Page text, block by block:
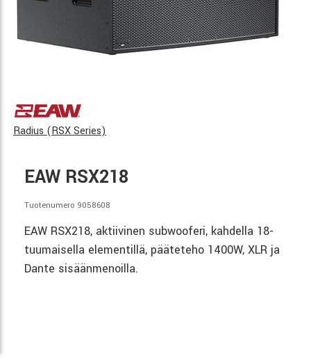
Radius (RSX Series)
EAW RSX218
Tuotenumero 9058608
EAW RSX218, aktiivinen subwooferi, kahdella 18-
tuumaisella elementillä, pääteteho 1400W, XLR ja
Dante sisäänmenoilla.